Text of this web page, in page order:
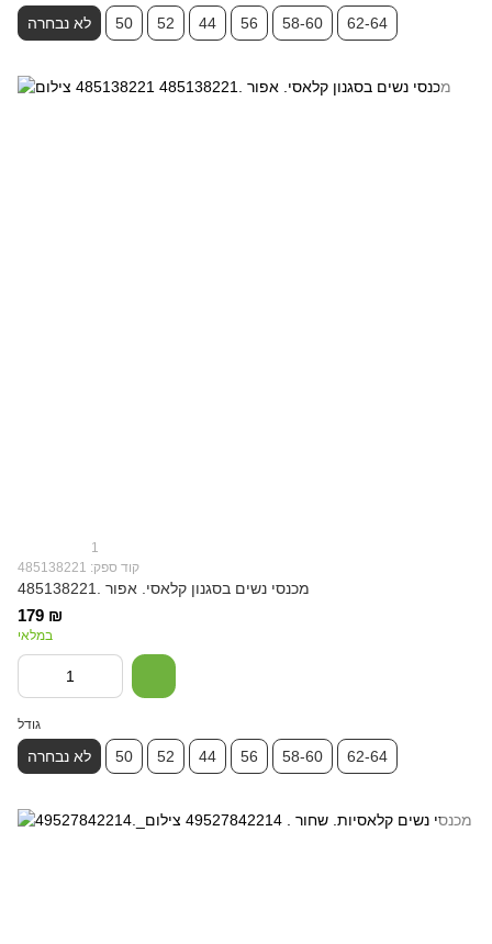
לא נבחרה 50 52 44 56 58-60 62-64
1
קוד ספק: 485138221
מכנסי נשים בסגנון קלאסי. אפור .485138221
179 ₪
במלאי
גודל
לא נבחרה 50 52 44 56 58-60 62-64